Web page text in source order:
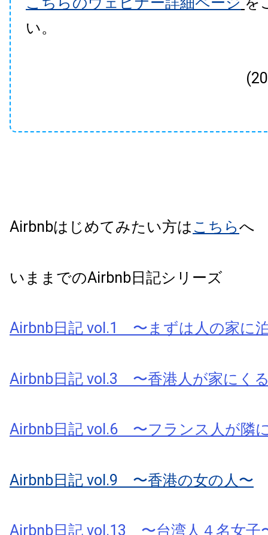
い。
Airbnbはじめてみたい方は こちらへ
いままでのAirbnb日記シリーズ
Airbnb日記 vol.1 〜まずは人の家に
Airbnb日記 vol.3 〜香港人が家にく
Airbnb日記 vol.6 〜フランス人が隣
Airbnb日記 vol.9 〜香港の女の人〜
Airbnb日記 vol.13 〜台湾人４名女子